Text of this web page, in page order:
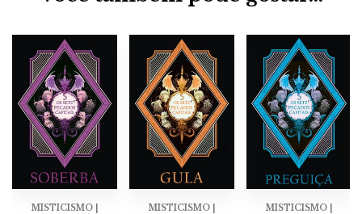
MISTICISMO |
MISTICISMO |
MISTICISMO |